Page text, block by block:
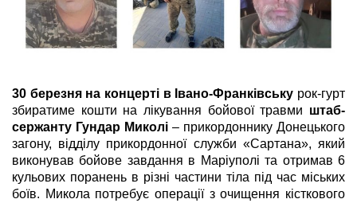
30 березня на концерті в Івано-Франківську рок-гурт
збиратиме кошти на лікування бойової травми штаб-
сержанту Гундар Миколі – прикордоннику Донецького
загону, відділу прикордонної служби «Сартана», який
виконував бойове завдання в Маріуполі та отримав 6
кульових поранень в різні частини тіла під час міських
боїв. Микола потребує операції з очищення кісткового